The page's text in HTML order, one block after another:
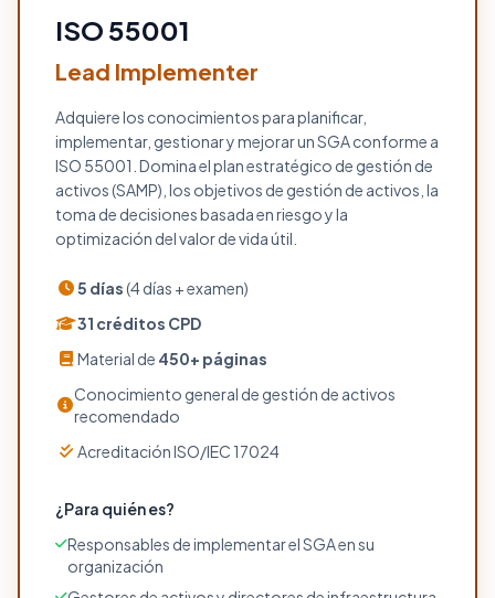
ISO 55001
Lead Implementer
Adquiere los conocimientos para planificar,
implementar, gestionar y mejorar un SGA conforme a
ISO 55001. Domina el plan estratégico de gestión de
activos (SAMP), los objetivos de gestión de activos, la
toma de decisiones basada en riesgo y la
optimización del valor de vida útil.
5 días(4 días + examen)
31 créditos CPD
Material de 450+ páginas
Conocimiento general de gestión de activos
recomendado
Acreditación ISO/IEC 17024
¿Para quién es?
Responsables de implementar el SGA en su
organización